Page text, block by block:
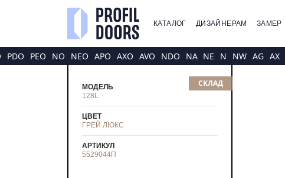
КАТАЛОГ ДИЗАЙНЕРАМ ЗАМЕР
PDO PEO NO NEO APO AXO AVO NDO NA NE N NW AG AX
СКЛАД
МОДЕЛЬ
128L
ЦВЕТ
ГРЕЙ ЛЮКС
АРТИКУЛ
5529044П